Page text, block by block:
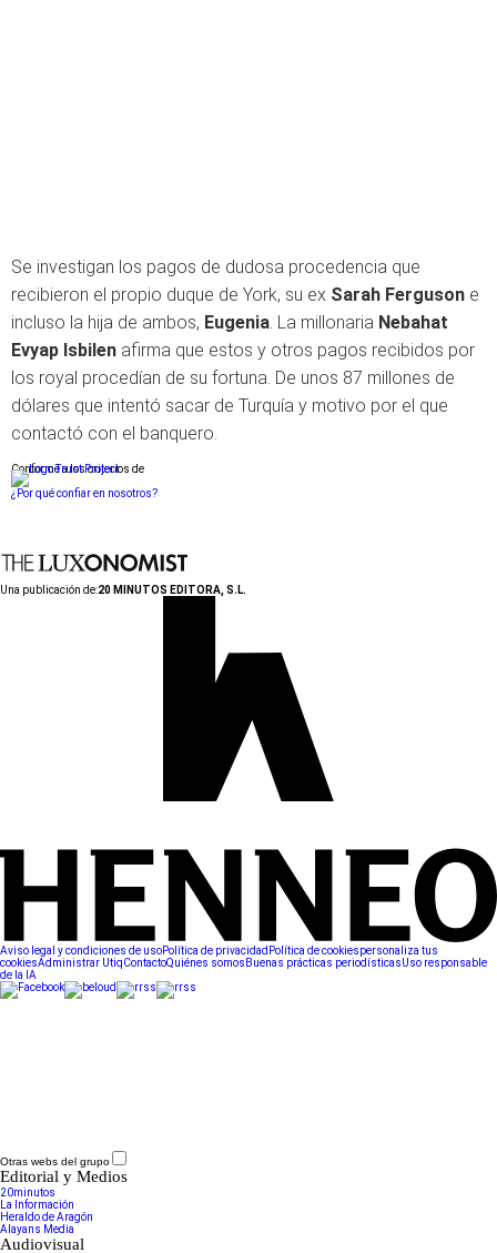
Se investigan los pagos de dudosa procedencia que
recibieron el propio duque de York, su ex Sarah Ferguson e
incluso la hija de ambos, Eugenia. La millonaria Nebahat
Evyap Isbilen afirma que estos y otros pagos recibidos por
los royal procedían de su fortuna. De unos 87 millones de
dólares que intentó sacar de Turquía y motivo por el que
contactó con el banquero.
Conforme a los criterios de
¿Por qué confiar en nosotros?
Una publicación de:20 MINUTOS EDITORA, S.L.
Aviso legal y condiciones de usoPolítica de privacidad Política de cookiespersonaliza tus
cookiesAdministrar UtiqContactoQuiénes somos Buenas prácticas periodísticasUso responsable
de la IA
Otras webs del grupo
Editorial y Medios
20minutos
La Información
Heraldo de Aragón
Alayans Media
Audiovisual